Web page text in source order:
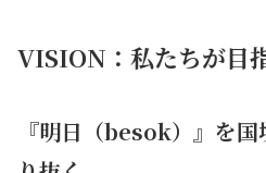
VISION：私たちが目
『明日（besok）』を